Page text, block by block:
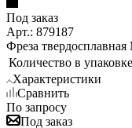
Под заказ
Арт.: 879187
Фреза
Количество в упаковке
Характеристики
Сравнить
По запросу
Под заказ